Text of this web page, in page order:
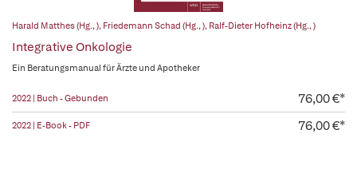
Harald Matthes (Hg., ), Friedemann Schad (Hg., ), Ralf-Dieter Hofheinz (Hg., )
Integrative Onkologie
Ein Beratungsmanual für Ärzte und Apotheker
2022 | Buch - Gebunden 76,00 €*
2022 | E-Book - PDF 76,00 €*